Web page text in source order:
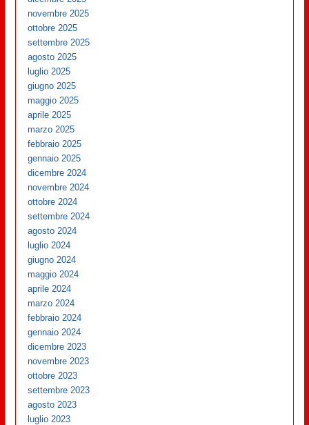
novembre 2025
ottobre 2025
settembre 2025
agosto 2025
luglio 2025
giugno 2025
maggio 2025
aprile 2025
marzo 2025
febbraio 2025
gennaio 2025
dicembre 2024
novembre 2024
ottobre 2024
settembre 2024
agosto 2024
luglio 2024
giugno 2024
maggio 2024
aprile 2024
marzo 2024
febbraio 2024
gennaio 2024
dicembre 2023
novembre 2023
ottobre 2023
settembre 2023
agosto 2023
luglio 2023